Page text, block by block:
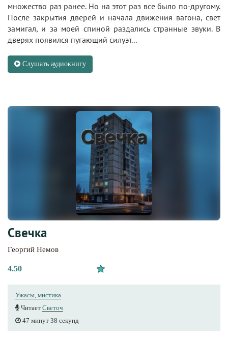
множество раз ранее. Но на этот раз все было по-другому.
После закрытия дверей и начала движения вагона, свет
замигал, и за моей спиной раздались странные звуки. В
дверях появился пугающий силуэт...
Слушать аудиокнигу
Свечка
Георгий Немов
4.50
Ужасы, мистика
Читает Светоч
47 минут 38 секунд